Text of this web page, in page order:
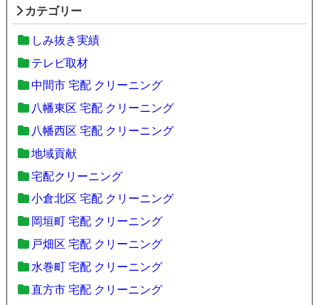
カテゴリー
しみ抜き実績
テレビ取材
中間市 宅配 クリーニング
八幡東区 宅配 クリーニング
八幡西区 宅配 クリーニング
地域貢献
宅配クリーニング
小倉北区 宅配 クリーニング
岡垣町 宅配 クリーニング
戸畑区 宅配 クリーニング
水巻町 宅配 クリーニング
直方市 宅配 クリーニング